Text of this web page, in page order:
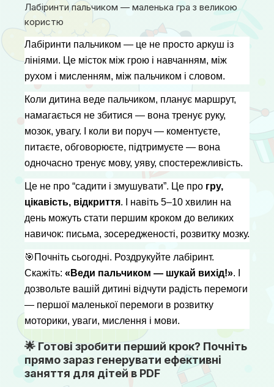
Лабіринти пальчиком — маленька гра з великою
користю
Лабіринти пальчиком — це не просто аркуш із
лініями. Це місток між грою і навчанням, між
рухом і мисленням, між пальчиком і словом.
Коли дитина веде пальчиком, планує маршрут,
намагається не збитися — вона тренує руку,
мозок, увагу. І коли ви поруч — коментуєте,
питаєте, обговорюєте, підтримуєте — вона
одночасно тренує мову, уяву, спостережливість.
Це не про “садити і змушувати”. Це про гру,
цікавість, відкриття. І навіть 5–10 хвилин на
день можуть стати першим кроком до великих
навичок: письма, зосередженості, розвитку мозку.
🎯 Почніть сьогодні. Роздрукуйте лабіринт.
Скажіть: «Веди пальчиком — шукай вихід!». І
дозвольте вашій дитині відчути радість перемоги
— першої маленької перемоги в розвитку
моторики, уваги, мислення і мови.
🌟 Готові зробити перший крок? Почніть
прямо зараз генерувати ефективні
заняття для дітей в PDF